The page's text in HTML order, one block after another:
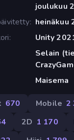
joulukuu
heinäkuu
Unity
Selain
Maisema
670 Mobile 2
2D 1 170